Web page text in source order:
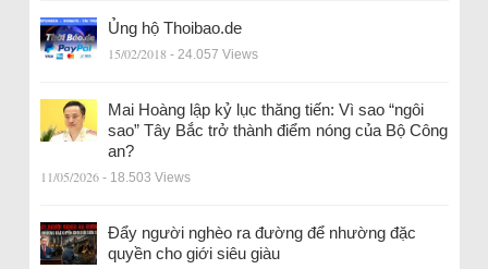
Ủng hộ Thoibao.de
15/02/2018 - 24.057 Views
Mai Hoàng lập kỷ lục thăng tiến: Vì sao “ngôi
sao” Tây Bắc trở thành điểm nóng của Bộ Công
an?
11/05/2026 - 18.503 Views
Đẩy người nghèo ra đường để nhường đặc
quyền cho giới siêu giàu